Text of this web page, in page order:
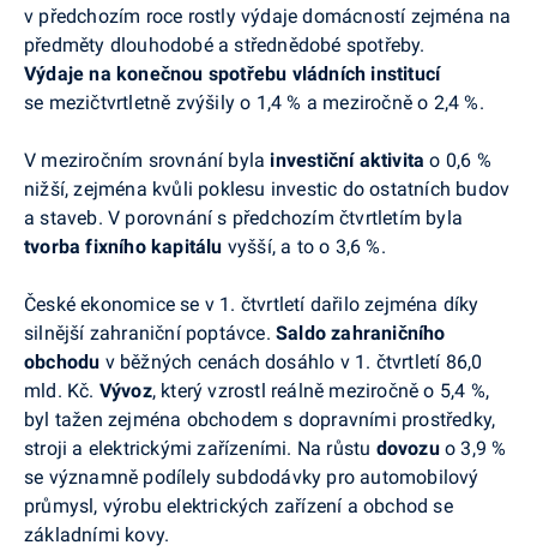
v předchozím roce rostly výdaje domácností zejména na
předměty dlouhodobé a střednědobé spotřeby.
Výdaje na konečnou spotřebu vládních institucí
se mezičtvrtletně zvýšily o 1,4 % a meziročně o 2,4 %.
V meziročním srovnání byla investiční aktivita o 0,6 %
nižší, zejména kvůli poklesu investic do ostatních budov
a staveb. V porovnání s předchozím čtvrtletím byla
tvorba fixního kapitálu vyšší, a to o 3,6 %.
České ekonomice se v 1. čtvrtletí dařilo zejména díky
silnější zahraniční poptávce. Saldo zahraničního
obchodu v běžných cenách dosáhlo v 1. čtvrtletí 86,0
mld. Kč. Vývoz, který vzrostl reálně meziročně o 5,4 %,
byl tažen zejména obchodem s dopravními prostředky,
stroji a elektrickými zařízeními. Na růstu dovozuo 3,9 %
se významně podílely subdodávky pro automobilový
průmysl, výrobu elektrických zařízení a obchod se
základními kovy.